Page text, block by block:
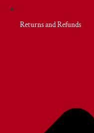
Returns and Refunds